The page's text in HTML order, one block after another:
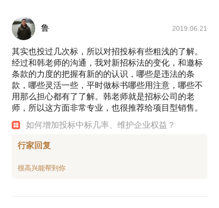
鲁 2019.06.21
其实也投过几次标，所以对招投标有些粗浅的了解。
经过和韩老师的沟通，我对新招标法的变化，和邀标
条款的力度的把握有新的的认识，哪些是违法的条
款，哪些灵活一些，平时做标书哪些用注意，哪些不
用那么担心都有了了解。韩老师就是招标公司的老
师，所以这方面非常专业，也很推荐给项目型销售。
如何增加投标中标几率、维护企业权益？
行家回复